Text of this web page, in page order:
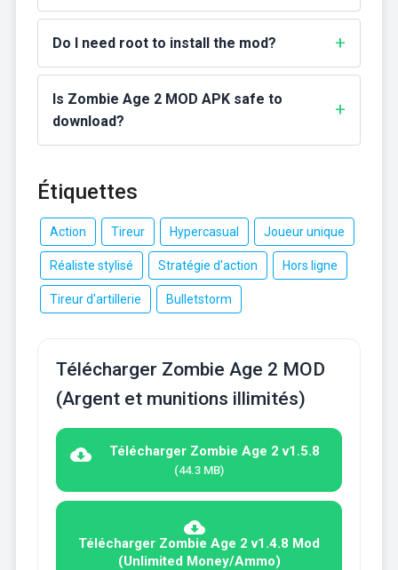
Do I need root to install the mod?
Is Zombie Age 2 MOD APK safe to
download?
Étiquettes
Action Tireur Hypercasual Joueur unique
Réaliste stylisé Stratégie d'action Hors ligne
Tireur d'artillerie Bulletstorm
Télécharger Zombie Age 2 MOD
(Argent et munitions illimités)
Télécharger Zombie Age 2 v1.5.8
(44.3 MB)
Télécharger Zombie Age 2 v1.4.8 Mod
(Unlimited Money/Ammo)